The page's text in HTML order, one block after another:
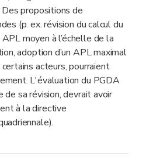
propositions de
(p. ex. révision du calcul du
moyen à l’échelle de la
adoption d’un APL maximal
acteurs, pourraient
L'évaluation du PGDA
sa révision, devrait avoir
à la directive